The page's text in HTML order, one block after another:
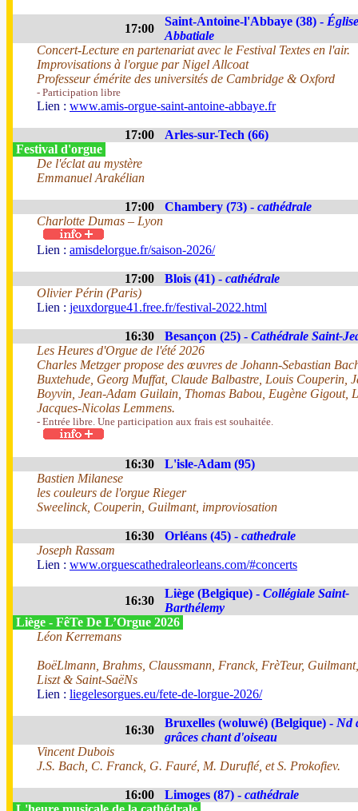
17:00
Saint-Antoine-l'Abbaye (38) - Église
Abbatiale
Concert-Lecture en partenariat avec le Festival Textes en l'air.
Improvisations à l'orgue par Nigel Allcoat
Professeur émérite des universités de Cambridge & Oxford
- Participation libre
Lien : www.amis-orgue-saint-antoine-abbaye.fr
17:00
Arles-sur-Tech (66)
Festival d'orgue
De l'éclat au mystère
Emmanuel Arakélian
17:00 Chambery (73) - cathédrale
Charlotte Dumas – Lyon
Lien : amisdelorgue.fr/saison-2026/
17:00 Blois (41) - cathédrale
Olivier Périn (Paris)
Lien : jeuxdorgue41.free.fr/festival-2022.html
16:30 Besançon (25) - Cathédrale Saint-
Les Heures d'Orgue de l'été 2026
Charles Metzger propose des œuvres de Johann-Sebastian
Buxtehude, Georg Muffat, Claude Balbastre, Louis Couperin,
Boyvin, Jean-Adam Guilain, Thomas Babou, Eugène Gigout,
Jacques-Nicolas Lemmens.
- Entrée libre. Une participation aux frais est souhaitée.
16:30
L'isle-Adam (95)
Bastien Milanese
les couleurs de l'orgue Rieger
Sweelinck, Couperin, Guilmant, improviosation
16:30 Orléans (45) - cathedrale
Joseph Rassam
Lien : www.orguescathedraleorleans.com/#concerts
16:30
Liège (Belgique) - Collégiale Saint-
Barthélemy
Liège - FêTe De L’Orgue 2026
Léon Kerremans
BoëLlmann, Brahms, Claussmann, Franck, FrèTeur,
Liszt & Saint-SaëNs
Lien : liegelesorgues.eu/fete-de-lorgue-2026/
16:30
Bruxelles (woluwé) (Belgique) - Nd
grâces chant d'oiseau
Vincent Dubois
J.S. Bach, C. Franck, G. Fauré, M. Duruflé, et S. Prokofiev.
16:00 Limoges (87) - cathédrale